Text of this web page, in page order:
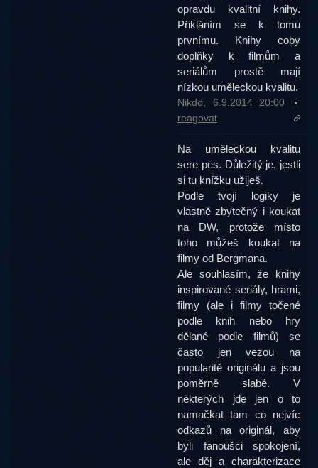
opravdu kvalitní knihy.
Přikláním se k tomu
prvnímu. Knihy coby
doplňky k filmům a
seriálům prostě mají
nízkou uměleckou kvalitu.
Nikdo, 6.9.2014 20:00
reagovat
Na uměleckou kvalitu
sere pes. Důležitý je, jestli
si tu knížku užiješ.
Podle tvojí logiky je
vlastně zbytečný i koukat
na DW, protože místo
toho můžeš koukat na
filmy od Bergmana.
Ale souhlasím, že knihy
inspirované seriály, hrami,
filmy (ale i filmy točené
podle knih nebo hry
dělané podle filmů) se
často jen vezou na
popularitě originálu a jsou
poměrně slabé. V
některých jde jen o to
namačkat tam co nejvíc
odkazů na originál, aby
byli fanoušci spokojení,
ale děj a charakterizace